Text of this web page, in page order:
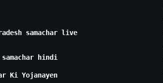
samachar live
samachar hindi
Ki Yojanayen